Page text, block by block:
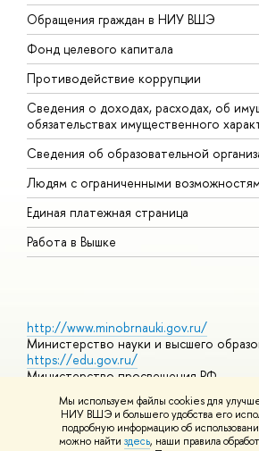
Мы используем файлы cookies для
НИУ ВШЭ и большего удобства его
подробную информацию об
можно найти здесь, наши правила
Обращения граждан в НИУ ВШЭ
Фонд целевого капитала
Противодействие коррупции
Сведения о доходах, расходах, об
обязательствах имущественного
Сведения об образовательной
Людям с ограниченными
Единая платежная страница
Работа в Вышке
http://www.minobrnauki.gov.ru/
Министерство науки и высшего
https://edu.gov.ru/
Министерство просвещения РФ
Массовые открытые онлайн-курсы